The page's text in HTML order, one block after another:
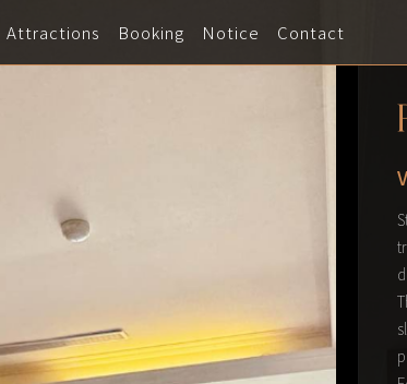
Attractions Booking Notice Contact